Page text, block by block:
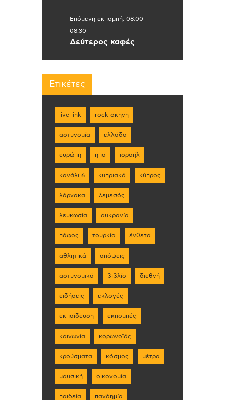
Επόμενη εκπομπή: 08:00 -
08:30
Δεύτερος καφές
Ετικέτες
live link rock σκηνη
αστυνομία ελλάδα
ευρώπη ηπα ισραήλ
κανάλι 6 κυπριακό κύπρος
λάρνακα λεμεσός
λευκωσία ουκρανία
πάφος τουρκία ένθετα
αθλητικά απόψεις
αστυνομικά βιβλίο διεθνή
ειδήσεις εκλογές
εκπαίδευση εκπομπές
κοινωνία κορωνοϊός
κρούσματα κόσμος μέτρα
μουσική οικονομία
παιδεία πανδημία